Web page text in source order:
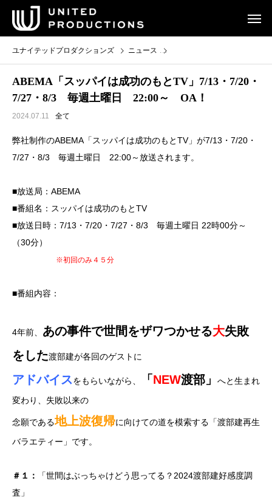
ユナイテッドプロダクションズ ニュース
ABEMA「スッパイは成功のもとTV」7/13・7/20・
7/27・8/3 毎週土曜日 22:00～ OA！
2024.07.11 全て
弊社制作のABEMA「スッパイは成功のもとTV」が7/13・7/20・
7/27・8/3 毎週土曜日 22:00～放送されます。
■放送局：ABEMA
■番組名：スッパイは成功のもとTV
■放送日時：7/13・7/20・7/27・8/3 毎週土曜日 22時00分～
（30分）
※初回のみ４５分
■番組内容：
4年前、 あの事件で世間をザワつかせる大失敗
をした渡部建が各回のゲストに
アドバイスをもらいながら、 「 NEW渡部」
へと生まれ
変わり、失敗以来の
念願である地上波復帰に向けての道を模索する「渡部建再生
バラエティー」です。
＃１：
「世間はぶっちゃけどう思ってる？2024渡部建好感度調
査」